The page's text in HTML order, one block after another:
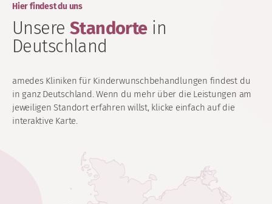
Hier findest du uns
Unsere Standortein
Deutschland
amedes Kliniken für Kinderwunschbehandlungen findest du
in ganz Deutschland. Wenn du mehr über die Leistungen am
jeweiligen Standort erfahren willst, klicke einfach auf die
interaktive Karte.